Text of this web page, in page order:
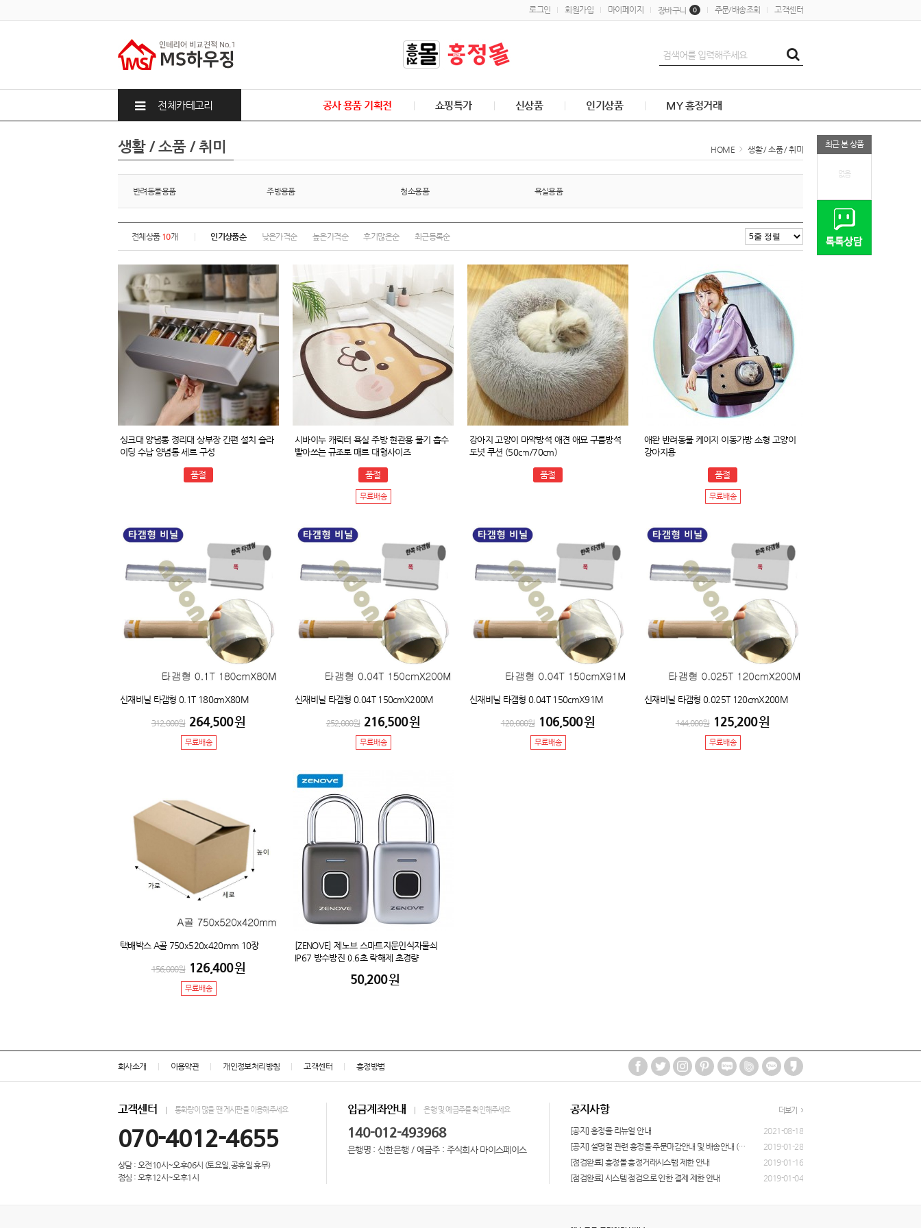
로그인 회원가입 마이페이지 장바구니 0 주문/배송조회 고객센터
전체카테고리 공사 용품 기획전 쇼핑특가 신상품 인기상품 MY 흥정거래
최근 본 상품
없음
생활 / 소품 / 취미 HOME 생활 / 소품 / 취미
반려동물용품 주방용품 청소용품 욕실용품
전체상품 10개 인기상품순 낮은가격순 높은가격순 후기많은순 최근등록순
싱크대 양념통 정리대 상부장 간편 설치 슬라
이딩 수납 양념통 세트 구성
품절
시바이누 캐릭터 욕실 주방 현관용 물기 흡수
빨아쓰는 규조토 매트 대형사이즈
품절
무료배송
강아지 고양이 마약방석 애견 애묘 구름방석
도넛 쿠션 (50cm/70cm)
품절
애완 반려동물 케이지 이동가방 소형 고양이
강아지용
품절
무료배송
신재비닐 타갬형 0.1T 180cmX80M
312,000원 264,500원
무료배송
신재비닐 타갬형 0.04T 150cmX200M
252,000원 216,500원
무료배송
신재비닐 타갬형 0.04T 150cmX91M
120,000원 106,500원
무료배송
신재비닐 타갬형 0.025T 120cmX200M
144,000원 125,200원
무료배송
택배박스 A골 750x520x420mm 10장
156,000원 126,400원
무료배송
[ZENOVE] 제노브 스마트지문인식자물쇠
IP67 방수방진 0.6초 락해제 초경량
50,200원
회사소개 이용약관 개인정보처리방침 고객센터 흥정방법
고객센터 통화량이 많을 땐 게시판을 이용해주세요
070-4012-4655
상담 : 오전10시~오후06시 (토요일,공휴일 휴무)
점심 : 오후12시~오후1시
입금계좌안내 은행 및 예금주를 확인해주세요
140-012-493968
은행명 : 신한은행 / 예금주 : 주식회사 마이스페이스
공지사항 더보기
[공지] 흥정몰 리뉴얼 안내
2021-08-18
[공지] 설명절 관련 흥정몰 주문마감안내 및 배송안내 (1/30~)
2019-01-28
[점검완료] 흥정몰 흥정거래시스템 제한 안내
2019-01-16
[점검완료] 시스템 점검으로 인한 결제 제한 안내
2019-01-04